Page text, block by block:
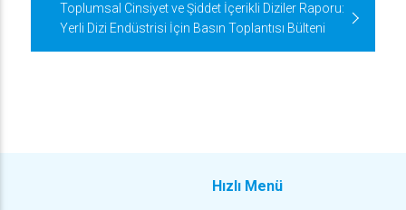
Toplumsal Cinsiyet ve Şiddet İçerikli Diziler Raporu:
Yerli Dizi Endüstrisi İçin Basın Toplantısı Bülteni
Hızlı Menü